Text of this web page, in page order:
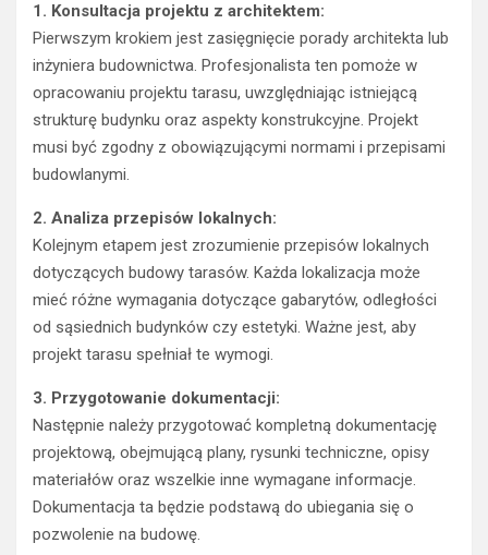
1. Konsultacja projektu z architektem:
Pierwszym krokiem jest zasięgnięcie porady architekta lub
inżyniera budownictwa. Profesjonalista ten pomoże w
opracowaniu projektu tarasu, uwzględniając istniejącą
strukturę budynku oraz aspekty konstrukcyjne. Projekt
musi być zgodny z obowiązującymi normami i przepisami
budowlanymi.
2. Analiza przepisów lokalnych:
Kolejnym etapem jest zrozumienie przepisów lokalnych
dotyczących budowy tarasów. Każda lokalizacja może
mieć różne wymagania dotyczące gabarytów, odległości
od sąsiednich budynków czy estetyki. Ważne jest, aby
projekt tarasu spełniał te wymogi.
3. Przygotowanie dokumentacji:
Następnie należy przygotować kompletną dokumentację
projektową, obejmującą plany, rysunki techniczne, opisy
materiałów oraz wszelkie inne wymagane informacje.
Dokumentacja ta będzie podstawą do ubiegania się o
pozwolenie na budowę.